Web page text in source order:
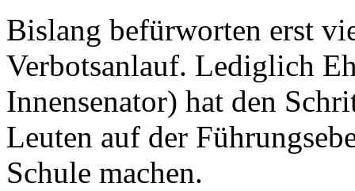
Bislang befürworten erst
Verbotsanlauf. Lediglich
Innensenator) hat den
Leuten auf der
Schule machen.